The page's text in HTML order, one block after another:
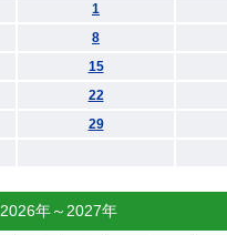
1
8
15
22
29
2026年～2027年